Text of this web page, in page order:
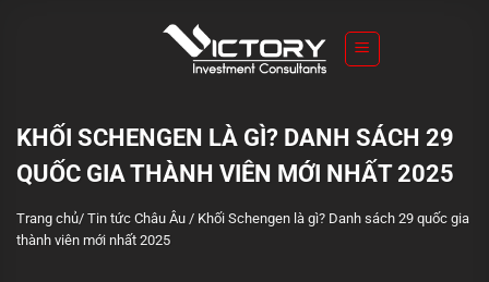
KHỐI SCHENGEN LÀ GÌ? DANH SÁCH 29
QUỐC GIA THÀNH VIÊN MỚI NHẤT 2025
Trang chủ/ Tin tức Châu Âu / Khối Schengen là gì? Danh sách 29 quốc gia
thành viên mới nhất 2025